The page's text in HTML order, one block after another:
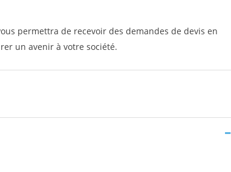
permettra de recevoir des demandes de devis en
un avenir à votre société.